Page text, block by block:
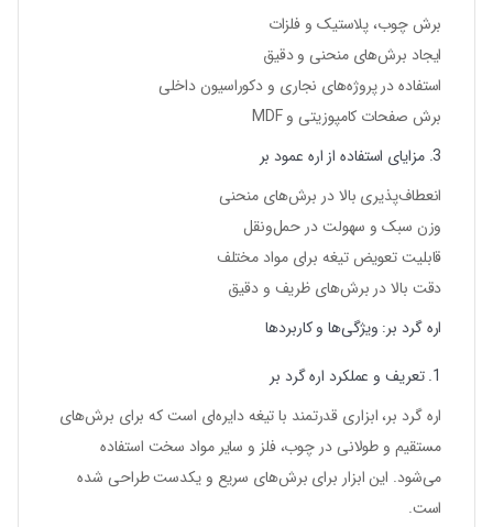
برش چوب، پلاستیک و فلزات
ایجاد برش‌های منحنی و دقیق
استفاده در پروژه‌های نجاری و دکوراسیون داخلی
برش صفحات کامپوزیتی و MDF
3. مزایای استفاده از اره عمود بر
انعطاف‌پذیری بالا در برش‌های منحنی
وزن سبک و سهولت در حمل‌ونقل
قابلیت تعویض تیغه برای مواد مختلف
دقت بالا در برش‌های ظریف و دقیق
اره گرد بر: ویژگی‌ها و کاربردها
1. تعریف و عملکرد اره گرد بر
اره گرد بر، ابزاری قدرتمند با تیغه دایره‌ای است که برای برش‌های
مستقیم و طولانی در چوب، فلز و سایر مواد سخت استفاده
می‌شود. این ابزار برای برش‌های سریع و یکدست طراحی شده
است.